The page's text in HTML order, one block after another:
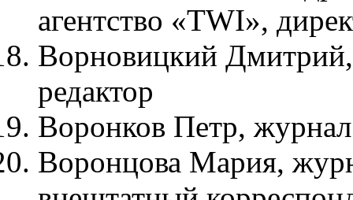
агентство «TWI»,
Ворновицкий
редактор
Воронков Петр,
Воронцова Мария,